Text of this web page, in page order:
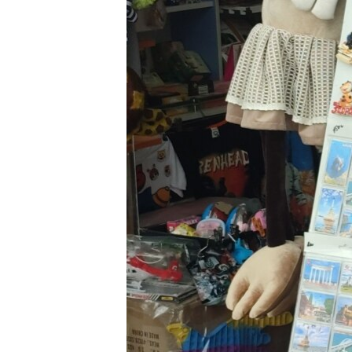
КРЫМ.НЕПОКОРЕННЫЙ
УКРАИНСКАЯ ПРОБЛЕМА КРЫМА